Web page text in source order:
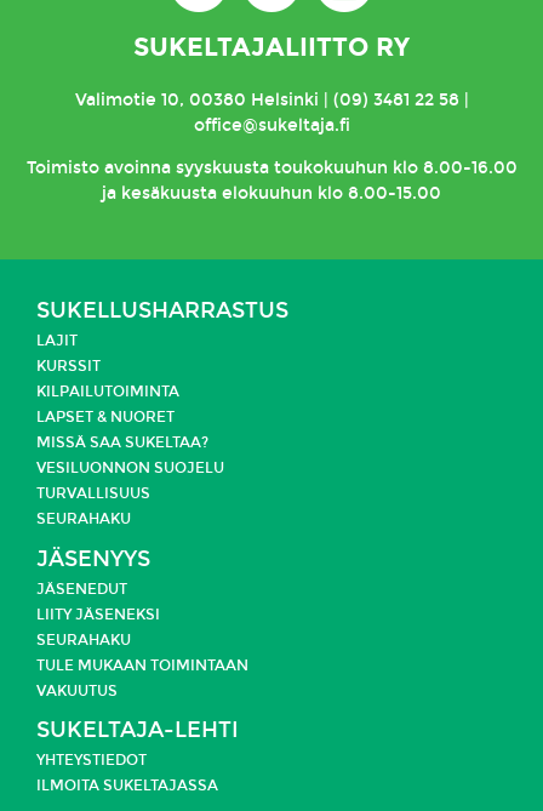
SUKELTAJALIITTO RY
Valimotie 10, 00380 Helsinki | (09) 3481 22 58 |
office@sukeltaja.fi
Toimistoavoinna syyskuusta toukokuuhun klo 8.00-16.00
ja kesäkuusta elokuuhun klo 8.00-15.00
SUKELLUSHARRASTUS
LAJIT
KURSSIT
KILPAILUTOIMINTA
LAPSET & NUORET
MISSÄ SAA SUKELTAA?
VESILUONNON SUOJELU
TURVALLISUUS
SEURAHAKU
JÄSENYYS
JÄSENEDUT
LIITY JÄSENEKSI
SEURAHAKU
TULE MUKAAN TOIMINTAAN
VAKUUTUS
SUKELTAJA-LEHTI
YHTEYSTIEDOT
ILMOITA SUKELTAJASSA